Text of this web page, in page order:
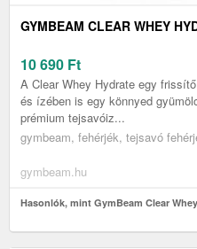
GYMBEAM CLEAR WHEY
10 690 Ft
A Clear Whey Hydrate egy
és ízében is egy könnyed
prémium tejsavóiz...
gymbeam, fehérjék, tejsavó
gymbeam.hu
Hasonlók, mint GymBeam Clear